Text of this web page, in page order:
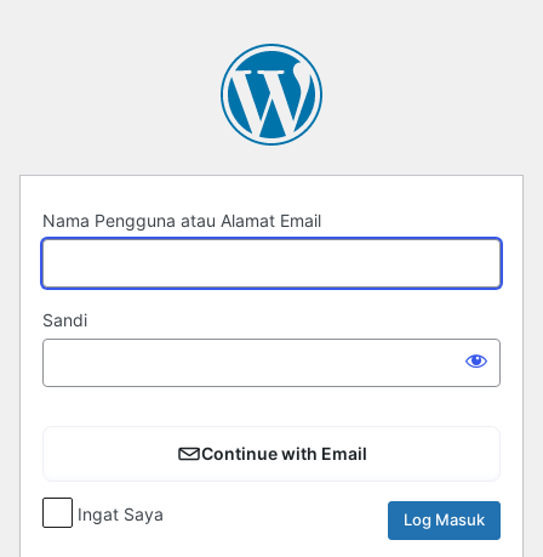
Nama Pengguna atau Alamat Email
Sandi
Continue with Email
Ingat Saya